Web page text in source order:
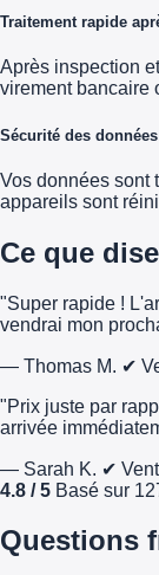
Traitement rapide
Après inspection
virement bancaire
Sécurité des
Vos données sont
appareils sont
Ce que
"Super rapide !
vendrai mon
— Thomas M. ✔
"Prix juste par
arrivée
— Sarah K. ✔
4.8 / 5 Basé sur
Questions